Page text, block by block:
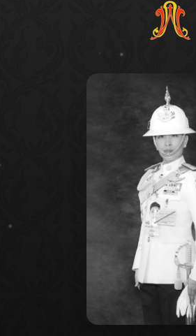
กรมชลฯ รับฟังประชาชน ติดตามแก้